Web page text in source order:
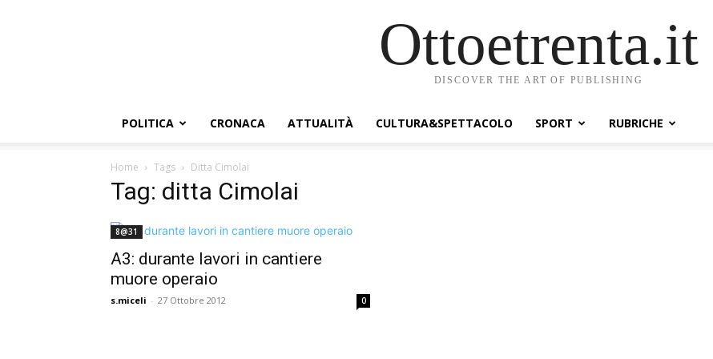
Ottoetrenta.it
DISCOVER THE ART OF PUBLISHING
POLITICA CRONACA ATTUALITÀ CULTURA&SPETTACOLO SPORT RUBRICHE
Home Tags Ditta Cimolai
Tag: ditta Cimolai
8@31
A3: durante lavori in cantiere
muore operaio
s.miceli - 27 Ottobre 2012 0